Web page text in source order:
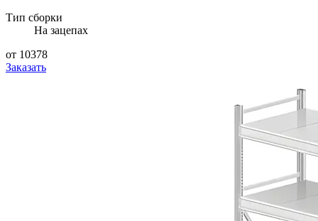
Тип сборки
На зацепах
от 10378
Заказать